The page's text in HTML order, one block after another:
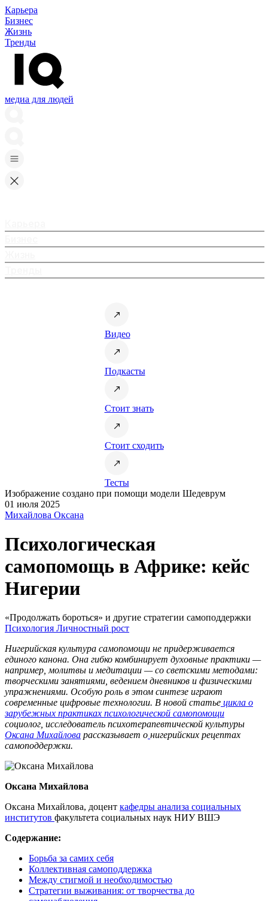
Карьера
Бизнес
Жизнь
Тренды
медиа для людей
Видео
Подкасты
Стоит знать
Стоит сходить
Тесты
Изображение создано при помощи модели Шедеврум
01 июля 2025
Михайлова Оксана
Психологическая
самопомощь в Африке: кейс
Нигерии
«Продолжать бороться» и другие стратегии самоподдержки
Психология Личностный рост
Нигерийская культура самопомощи не придерживается
единого канона. Она гибко комбинирует духовные практики —
например, молитвы и медитации — со светскими методами:
творческими занятиями, ведением дневников и физическими
упражнениями. Особую роль в этом синтезе играют
современные цифровые технологии. В новой статье цикла о
зарубежных практиках психологической самопомощи
социолог, исследователь психотерапевтической культуры
Оксана Михайлова рассказывает о нигерийских рецептах
самоподдержки.
Оксана Михайлова
Оксана Михайлова, доцент кафедры анализа социальных
институтов факультета социальных наук НИУ ВШЭ
Содержание:
Борьба за самих себя
Коллективная самоподдержка
Между стигмой и необходимостью
Стратегии выживания: от творчества до